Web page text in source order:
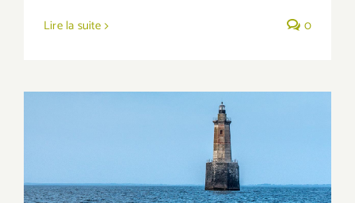
Lire la suite 0
Le Phare des Birvideaux